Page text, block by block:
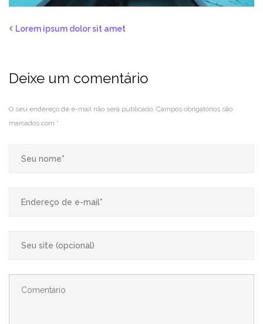
Lorem ipsum dolor sit amet
Deixe um comentário
O seu endereço de e-mail não será publicado. Campos obrigatórios são
marcados com *